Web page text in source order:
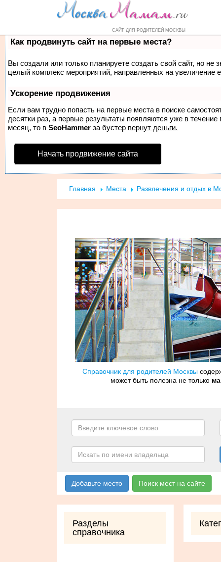
САЙТ ДЛЯ РОДИТЕЛЕЙ МОСКВЫ
Форум Маркет Справочник
Как продвинуть сайт на первые места?
Вы создали или только планируете создать свой сайт, но не
целый комплекс мероприятий, направленных на увеличение
Ускорение продвижения
Если вам трудно попасть на первые места в поиске
десятки раз, а первые результаты появляются уже в
месяц, то в SeoHammer за бустер вернут деньги.
Начать продвижение сайта
Главная Места Развлечения и отдых в
Справочник для родителей Москвы
может быть полезна не только
Добавьте место Поиск мест на сайте
Разделы
справочника